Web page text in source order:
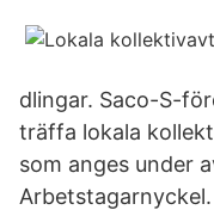
dlingar. Saco-S-
träffa lokala
som anges under